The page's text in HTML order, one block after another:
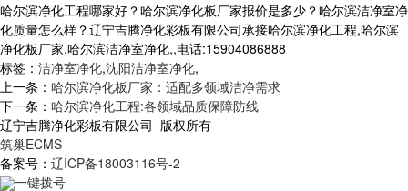
哈尔滨净化工程哪家好？哈尔滨净化板厂家报价是多少？哈尔滨洁净室净
化质量怎么样？辽宁吉腾净化彩板有限公司承接哈尔滨净化工程,哈尔滨
净化板厂家,哈尔滨洁净室净化,,电话:15904086888
标签： 洁净室净化,沈阳洁净室净化,
上一条： 哈尔滨净化板厂家：适配多领域洁净需求
下一条： 哈尔滨净化工程:各领域品质保障防线
辽宁吉腾净化彩板有限公司 版权所有
筑巢ECMS
备案号： 辽ICP备18003116号-2
一键拨号